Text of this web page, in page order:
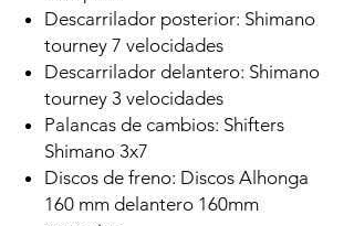
Descarrilador posterior: Shimano
tourney 7 velocidades
Descarrilador delantero: Shimano
tourney 3 velocidades
Palancas de cambios: Shifters
Shimano 3x7
Discos de freno: Discos Alhonga
160 mm delantero 160mm